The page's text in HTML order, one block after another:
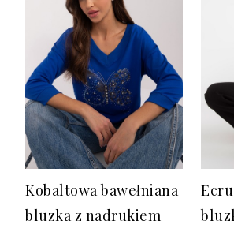
Kobaltowa bawełniana
bluzka z nadrukiem